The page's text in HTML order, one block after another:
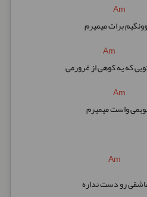
Am
برات میمیرم
Am
که یه کوهی از غرورمی
Am
واست میمیرم
Am
رو دست نداره